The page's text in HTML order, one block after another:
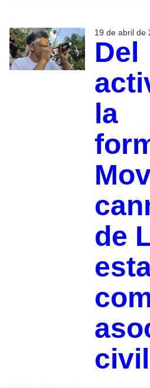
19 de abril de
Del
la
de
civil